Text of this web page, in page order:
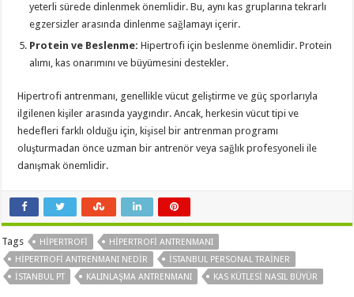
yeterli sürede dinlenmek önemlidir. Bu, aynı kas gruplarına tekrarlı
egzersizler arasında dinlenme sağlamayı içerir.
Protein ve Beslenme: Hipertrofi için beslenme önemlidir. Protein
alımı, kas onarımını ve büyümesini destekler.
Hipertrofi antrenmanı, genellikle vücut geliştirme ve güç sporlarıyla
ilgilenen kişiler arasında yaygındır. Ancak, herkesin vücut tipi ve
hedefleri farklı olduğu için, kişisel bir antrenman programı
oluşturmadan önce uzman bir antrenör veya sağlık profesyoneli ile
danışmak önemlidir.
Tags HIPERTROFI
HIPERTROFI ANTRENMANI
HIPERTROFI ANTRENMANI NEDIR
ISTANBUL PERSONAL TRAINER
ISTANBUL PT
KALINLAŞMA ANTRENMANI KAS KÜTLESI NASIL BÜYÜR